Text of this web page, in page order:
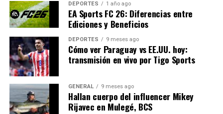
perfil como Esquivel y Figueroa reflejan el rigor con el
que se espera que se manejen los fondos de campaña.
Expertos en derecho electoral han señalado que este
tipo de decisiones pueden influir en futuras regulaciones
y en la forma en que los candidatos manejan sus
campañas. La claridad en la normativa y su aplicación
justa son esenciales para mantener la confianza en el
sistema electoral.
DEPORTES 1 año ago
EA Sports FC 26: Diferencias entre
Ediciones y Beneficios
DEPORTES 9 meses ago
Cómo ver Paraguay vs EE.UU. hoy:
transmisión en vivo por Tigo Sports
GENERAL 9 meses ago
Hallan cuerpo del influencer Mikey
Rijavec en Mulegé, BCS